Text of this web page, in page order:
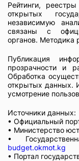
Рейтинги,
открытых
независимую
связаны с
органов. Методика
Публикация
прозрачности и
Обработка
открытых данных.
усмотрение
Источники данных:
• Официальный
• Министерство
•
budget.okmot.kg
• Портал